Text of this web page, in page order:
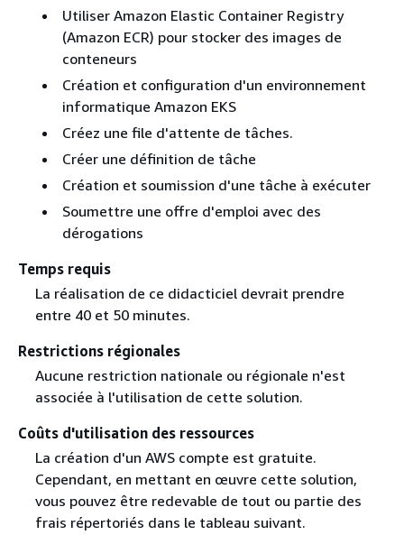
Utiliser Amazon Elastic Container Registry
(Amazon ECR) pour stocker des images de
conteneurs
Création et configuration d'un environnement
informatique Amazon EKS
Créez une file d'attente de tâches.
Créer une définition de tâche
Création et soumission d'une tâche à exécuter
Soumettre une offre d'emploi avec des
dérogations
Temps requis
La réalisation de ce didacticiel devrait prendre
entre 40 et 50 minutes.
Restrictions régionales
Aucune restriction nationale ou régionale n'est
associée à l'utilisation de cette solution.
Coûts d'utilisation des ressources
La création d'un AWS compte est gratuite.
Cependant, en mettant en œuvre cette solution,
vous pouvez être redevable de tout ou partie des
frais répertoriés dans le tableau suivant.